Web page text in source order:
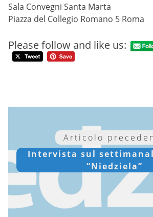
Sala Convegni Santa Marta
Piazza del Collegio Romano 5 Roma
Please follow and like us:
Articolo
Intervista sul
“Niedziela”